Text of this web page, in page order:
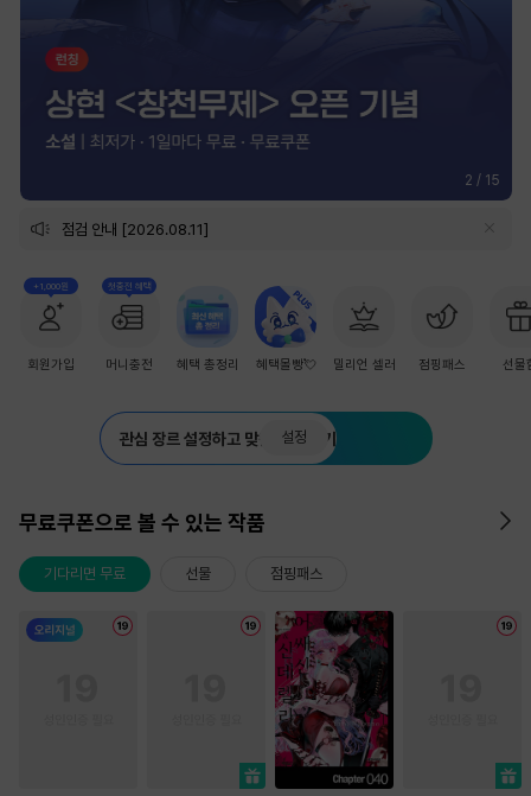
2 / 15
점검 안내 [2026.08.11]
+1,000원
회원가입
첫충전 혜택
머니충전 혜택 총정리 혜택몰빵💘 밀리언 셀러 점핑패스 선물
관심 장르 설정하고 맞춤 추천 받기
설정
무료쿠폰으로 볼 수 있는 작품
기다리면 무료 선물 점핑패스